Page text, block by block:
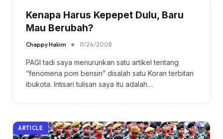
Kenapa Harus Kepepet Dulu, Baru
Mau Berubah?
Chappy Hakim 11/24/2008
PAGI tadi saya menurunkan satu artikel tentang
“fenomena pom bensin” disalah satu Koran terbitan
ibukota. Intisari tulisan saya itu adalah…
ARTICLE